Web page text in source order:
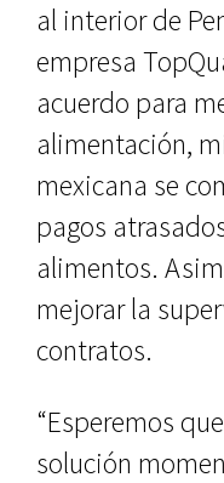
al interior de
empresa
acuerdo para
alimentación,
mexicana se
pagos
alimentos.
mejorar la
contratos.
“Esperemos
solución